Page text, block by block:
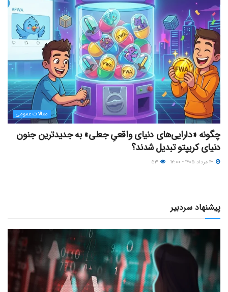
مقالات عمومی
چگونه «دارایی‌های دنیای واقعیِ جعلی» به جدیدترین جنون
دنیای کریپتو تبدیل شدند؟
پیشنهاد سردبیر